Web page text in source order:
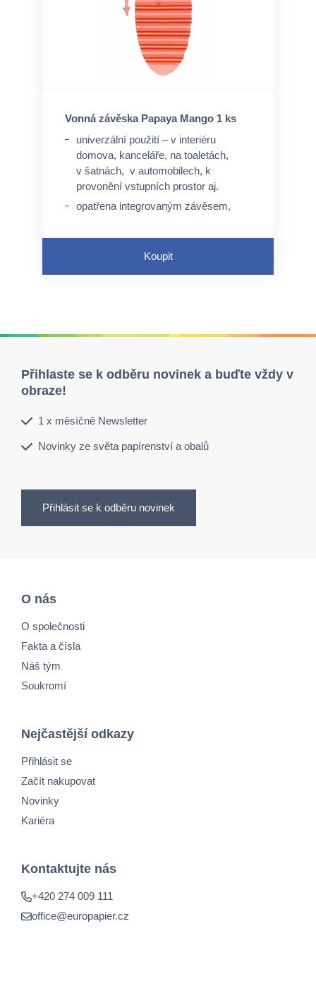
Vonná závěska Papaya Mango 1 ks
univerzální použití – v interiéru
domova, kanceláře, na toaletách,
v šatnách, v automobilech, k
provonění vstupních prostor aj.
opatřena integrovaným závěsem,
využít perforovaný otvor a pružný
neaktivuje se průtokem tekutin
Koupit
Přihlaste se k odběru novinek a buďte vždy v
obraze!
1 x měsíčně Newsletter
Novinky ze světa papírenství a obalů
Přihlásit se k odběru novinek
O nás
O společnosti
Fakta a čísla
Náš tým
Soukromí
Nejčastější odkazy
Přihlásit se
Začít nakupovat
Novinky
Kariéra
Kontaktujte nás
+420 274 009 111
office@europapier.cz